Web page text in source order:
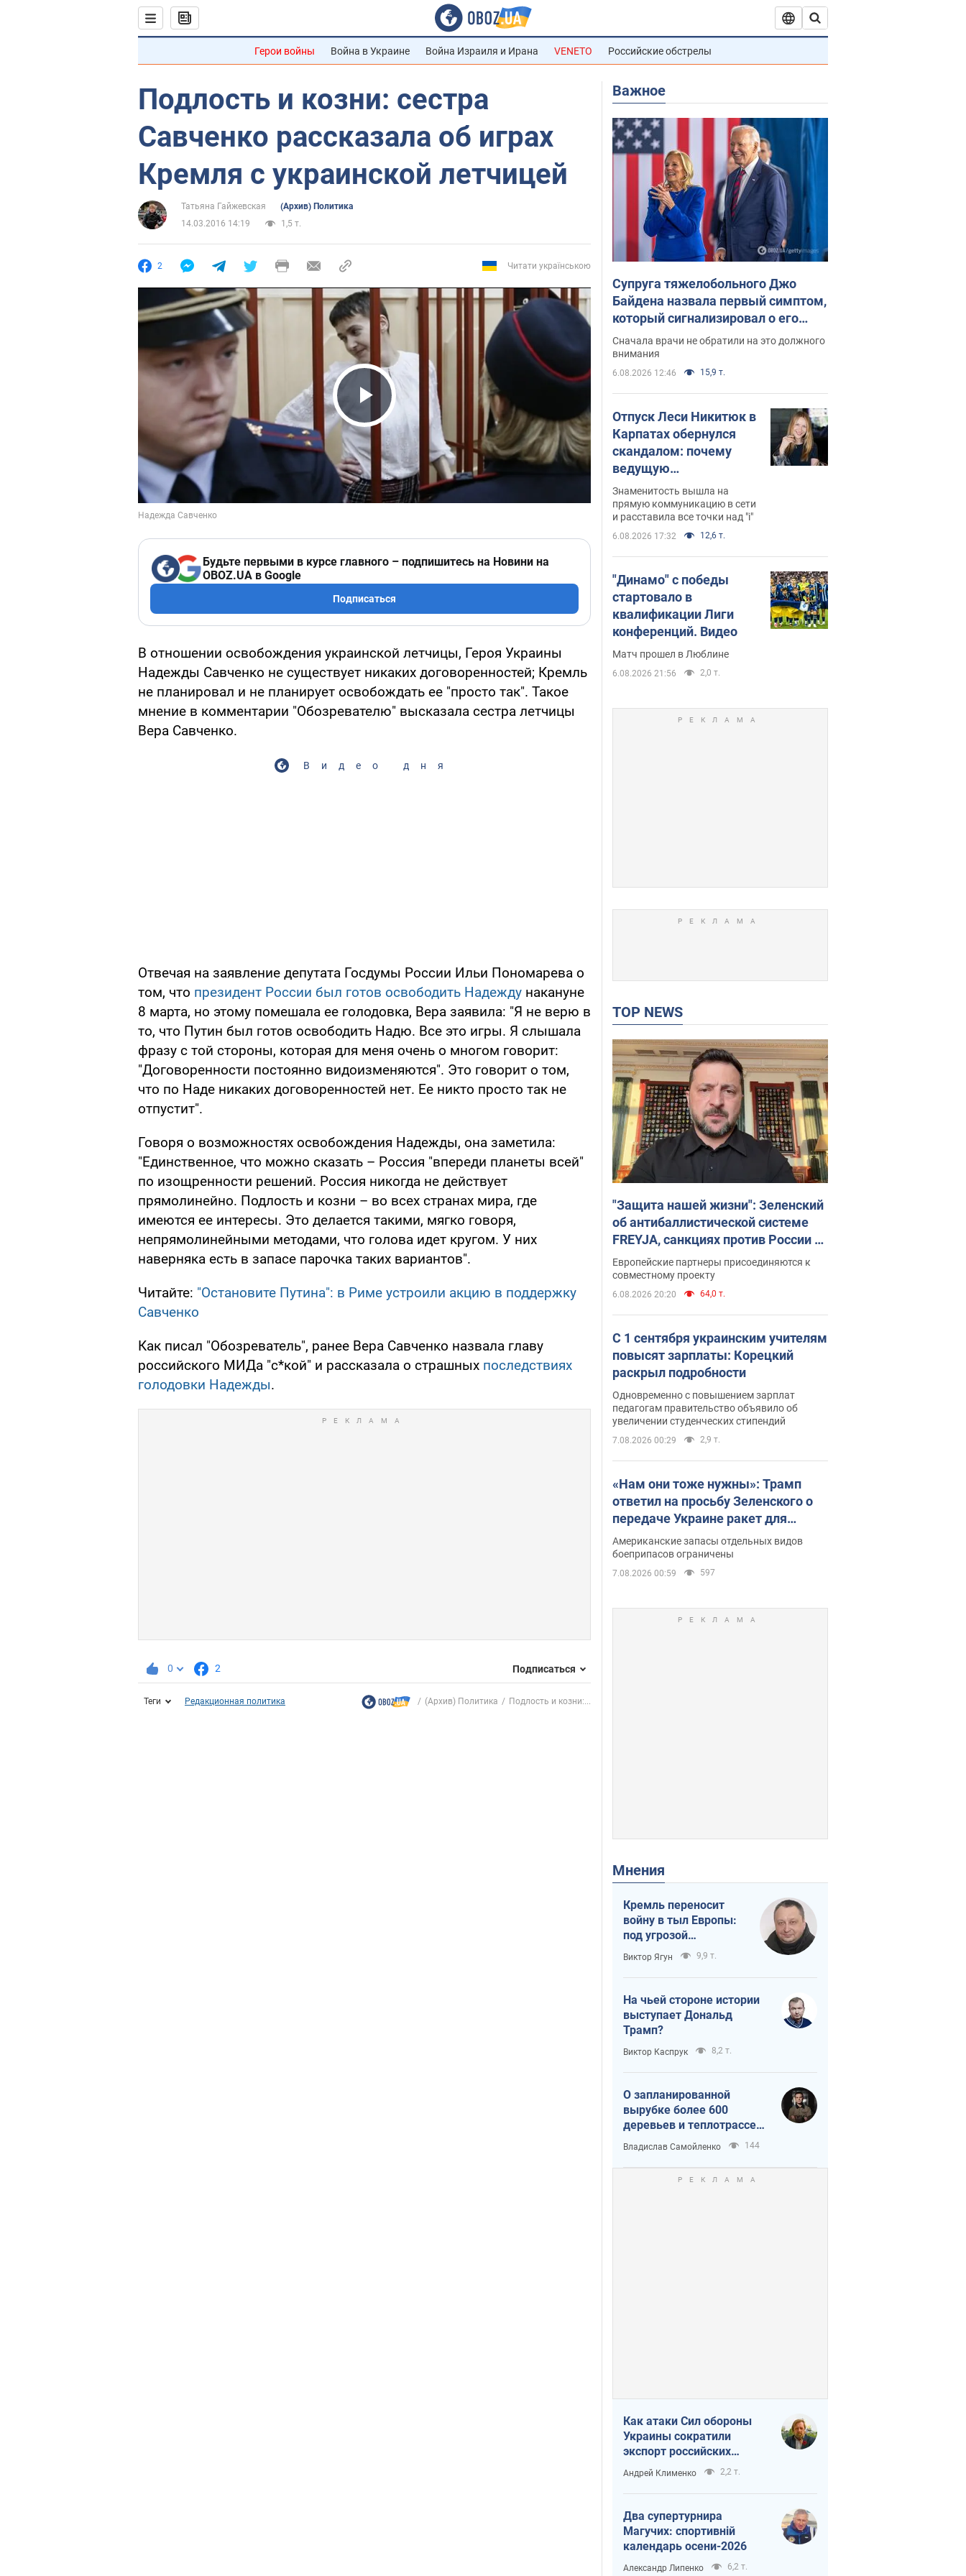
Герои войны Война в Украине Война Израиля и Ирана VENETO Российские обстрелы
Подлость и козни: сестра
Савченко рассказала об играх
Кремля с украинской летчицей
Татьяна Гайжевская
(Архив) Политика
14.03.2016 14:19
1,5 т.
2 Читати українською
Play Video
Будьте первыми в курсе главного – подпишитесь на Новини на
OBOZ.UA в Google
Подписаться
В отношении освобождения украинской летчицы, Героя Украины
Надежды Савченко не существует никаких договоренностей; Кремль
не планировал и не планирует освобождать ее "просто так". Такое
мнение в комментарии "Обозревателю" высказала сестра летчицы
Вера Савченко.
Видео дня
Отвечая на заявление депутата Госдумы России Ильи Пономарева о
том, что президент России был готов освободить Надежду накануне
8 марта, но этому помешала ее голодовка, Вера заявила: "Я не верю в
то, что Путин был готов освободить Надю. Все это игры. Я слышала
фразу с той стороны, которая для меня очень о многом говорит:
"Договоренности постоянно видоизменяются". Это говорит о том,
что по Наде никаких договоренностей нет. Ее никто просто так не
отпустит".
Говоря о возможностях освобождения Надежды, она заметила:
"Единственное, что можно сказать – Россия "впереди планеты всей"
по изощренности решений. Россия никогда не действует
прямолинейно. Подлость и козни – во всех странах мира, где
имеются ее интересы. Это делается такими, мягко говоря,
непрямолинейными методами, что голова идет кругом. У них
наверняка есть в запасе парочка таких вариантов".
Читайте: "Остановите Путина": в Риме устроили акцию в поддержку
Савченко
Как писал "Обозреватель", ранее Вера Савченко назвала главу
российского МИДа "с*кой" и рассказала о страшных последствиях
голодовки Надежды.
0 2 Подписаться
Теги Редакционная политика (Архив) Политика Подлость и козни:...
Важное
Супруга тяжелобольного Джо
Байдена назвала первый симптом,
который сигнализировал о его
"агрессивном" раке
Сначала врачи не обратили на это должного
внимания
6.08.2026 12:46 15,9 т.
Отпуск Леси Никитюк в
Карпатах обернулся
скандалом: почему
ведущую
несправедливо
захейтили
Знаменитость вышла на
прямую коммуникацию в сети
и расставила все точки над "i"
6.08.2026 17:32 12,6 т.
"Динамо" с победы
стартовало в
квалификации Лиги
конференций. Видео
Матч прошел в Люблине
6.08.2026 21:56 2,0 т.
TOP NEWS
"Защита нашей жизни": Зеленский
об антибаллистической системе
FREYJA, санкциях против России и
поддержке аграриев. Видео
Европейские партнеры присоединяются к
совместному проекту
6.08.2026 20:20 64,0 т.
С 1 сентября украинским учителям
повысят зарплаты: Корецкий
раскрыл подробности
Одновременно с повышением зарплат
педагогам правительство объявило об
увеличении студенческих стипендий
7.08.2026 00:29 2,9 т.
«Нам они тоже нужны»: Трамп
ответил на просьбу Зеленского о
передаче Украине ракет для
Patriot
Американские запасы отдельных видов
боеприпасов ограничены
7.08.2026 00:59 597
Мнения
Кремль переносит
войну в тыл Европы:
под угрозой
критическая
логистика
Виктор Ягун 9,9 т.
На чьей стороне истории
выступает Дональд
Трамп?
Виктор Каспрук 8,2 т.
О запланированной
вырубке более 600
деревьев и теплотрассе:
что происходит на
Теремках в Киеве
Владислав Самойленко 144
Как атаки Сил обороны
Украины сократили
экспорт российских
нефтепродуктов
Андрей Клименко 2,2 т.
Два супертурнира
Магучих: спортивній
календарь осени-2026
Александр Липенко 6,2 т.